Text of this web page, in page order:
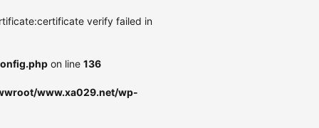
verify failed in
on line 136
www.xa029.net/wp-